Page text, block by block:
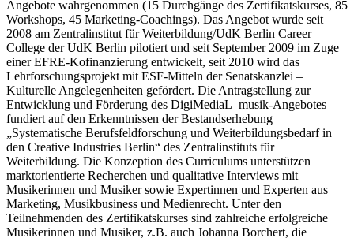
Angebote wahrgenommen (15 Durchgänge des Zertifikatskurses, 85
Workshops, 45 Marketing-Coachings). Das Angebot wurde seit
2008 am Zentralinstitut für Weiterbildung/UdK Berlin Career
College der UdK Berlin pilotiert und seit September 2009 im Zuge
einer EFRE-Kofinanzierung entwickelt, seit 2010 wird das
Lehrforschungsprojekt mit ESF-Mitteln der Senatskanzlei –
Kulturelle Angelegenheiten gefördert. Die Antragstellung zur
Entwicklung und Förderung des DigiMediaL_musik-Angebotes
fundiert auf den Erkenntnissen der Bestandserhebung
„Systematische Berufsfeldforschung und Weiterbildungsbedarf in
den Creative Industries Berlin“ des Zentralinstituts für
Weiterbildung. Die Konzeption des Curriculums unterstützen
marktorientierte Recherchen und qualitative Interviews mit
Musikerinnen und Musiker sowie Expertinnen und Experten aus
Marketing, Musikbusiness und Medienrecht. Unter den
Teilnehmenden des Zertifikatskurses sind zahlreiche erfolgreiche
Musikerinnen und Musiker, z.B. auch Johanna Borchert, die